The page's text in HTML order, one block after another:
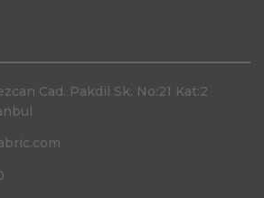
Cad. Pakdil Sk. No:21 Kat:2